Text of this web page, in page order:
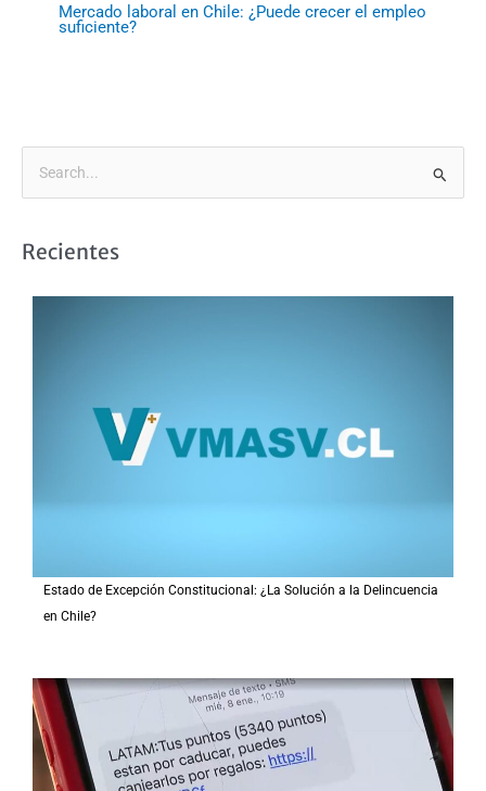
Mercado laboral en Chile: ¿Puede crecer el empleo
suficiente?
cRecientes
Estado de Excepción Constitucional: ¿La Solución a la Delincuencia
en Chile?